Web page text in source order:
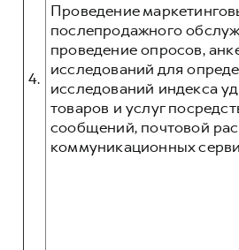
4.
Проведение
послепродажного
проведение опросов,
исследований для
исследований индекса
товаров и услуг
сообщений, почтовой
коммуникационных